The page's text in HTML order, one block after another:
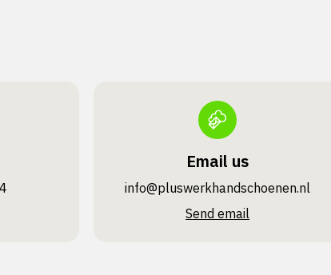
Email us
info@pluswerk­handschoenen.nl
Send email